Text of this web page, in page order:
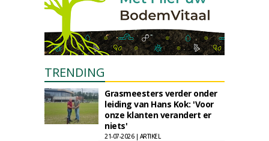
TRENDING
Grasmeesters verder onder
leiding van Hans Kok: 'Voor
onze klanten verandert er
niets'
21-07-2026 | ARTIKEL